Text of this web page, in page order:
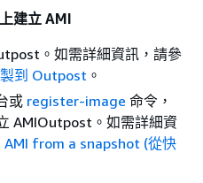
建立 AMI
。如需詳細資訊，請參
到 Outpost 。
或 register-image 命令，
AMIOutpost。如需詳細資
from a snapshot (從快